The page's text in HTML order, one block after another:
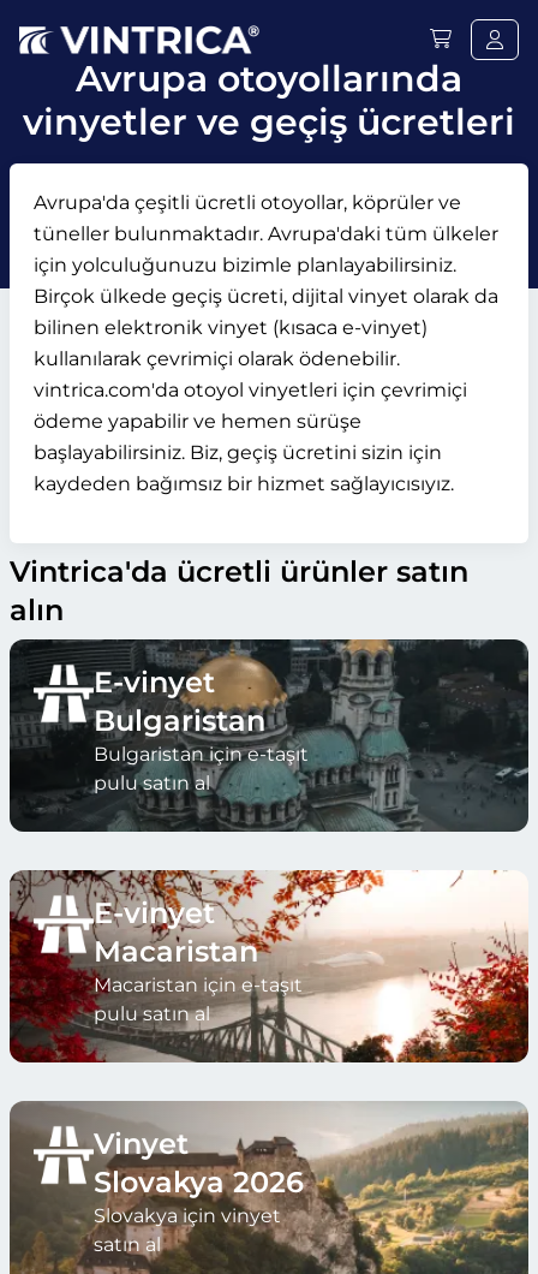
Avrupa otoyollarında
vinyetler ve geçiş ücretleri
Avrupa'da çeşitli ücretli otoyollar, köprüler ve
tüneller bulunmaktadır. Avrupa'daki tüm ülkeler
için yolculuğunuzu bizimle planlayabilirsiniz.
Birçok ülkede geçiş ücreti, dijital vinyet olarak da
bilinen elektronik vinyet (kısaca e-vinyet)
kullanılarak çevrimiçi olarak ödenebilir.
vintrica.com'da otoyol vinyetleri için çevrimiçi
ödeme yapabilir ve hemen sürüşe
başlayabilirsiniz. Biz, geçiş ücretini sizin için
kaydeden bağımsız bir hizmet sağlayıcısıyız.
Vintrica'da ücretli ürünler satın
alın
E-vinyet
Bulgaristan
Bulgaristan için e-taşıt
pulu satın al
E-vinyet
Macaristan
Macaristan için e-taşıt
pulu satın al
Vinyet
Slovakya 2026
Slovakya için vinyet
satın al